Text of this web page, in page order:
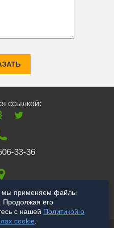
ссылкой:
33-36
Москва,
ш., 132
мы применяем файлы
Продолжая его
с нашей Политикой о
cookie